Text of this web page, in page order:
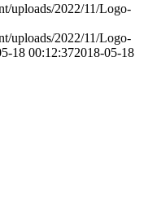
uploads/2022/11/Logo-
uploads/2022/11/Logo-
18 00:12:372018-05-18